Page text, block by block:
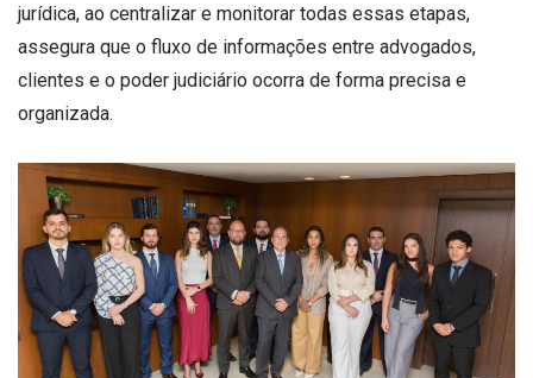
jurídica, ao centralizar e monitorar todas essas etapas,
assegura que o fluxo de informações entre advogados,
clientes e o poder judiciário ocorra de forma precisa e
organizada.